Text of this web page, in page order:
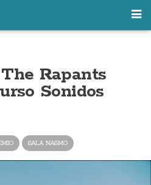
Rapants
Sonidos
SALA NASMO